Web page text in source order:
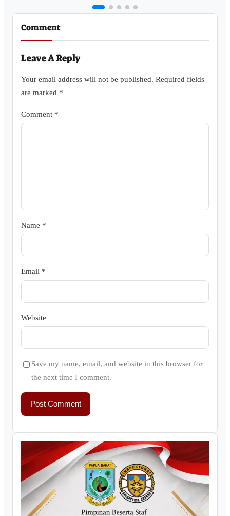
Comment
Leave A Reply
Your email address will not be published. Required fields
are marked *
Comment *
Name *
Email *
Website
Save my name, email, and website in this browser for
the next time I comment.